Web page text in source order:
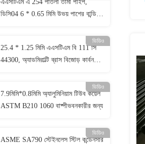
এএসটিএম এ 254 পাতলা তামা পাইপ,
ডিসি04 6 * 0.65 মিমি উভয় পাশের বান্ডি
ভিডিও
25.4 * 1.25 মিমি এএসটিএম বি 111 সি
44300, অ্যাডমিরাল্টি ব্রাস বিজোড় কার্বন
ভিডিও
7.9মিমি*0.8মিমি অ্যালুমিনিয়াম টিউব কয়েল
ASTM B210 1060 বাষ্পীভবনকারীর জন্য
ভিডিও
ASME SA790 স্টেইনলেস স্টিল কন্ডেনসার